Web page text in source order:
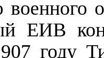
военного
ЕИВ
году